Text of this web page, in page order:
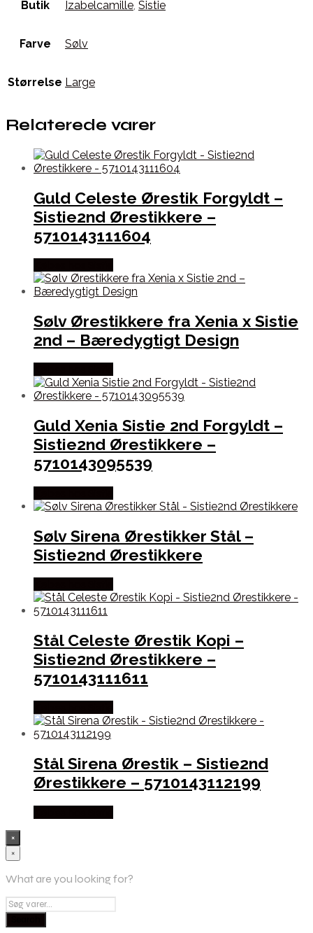
Butik Izabelcamille, Sistie
Farve Sølv
Størrelse Large
Relaterede varer
Guld Celeste Ørestik Forgyldt –
Sistie2nd Ørestikkere –
5710143111604
Sølv Ørestikkere fra Xenia x Sistie
2nd – Bæredygtigt Design
Guld Xenia Sistie 2nd Forgyldt –
Sistie2nd Ørestikkere –
5710143095539
Sølv Sirena Ørestikker Stål –
Sistie2nd Ørestikkere
Stål Celeste Ørestik Kopi –
Sistie2nd Ørestikkere –
5710143111611
Stål Sirena Ørestik – Sistie2nd
Ørestikkere – 5710143112199
×
×
What are you looking for?